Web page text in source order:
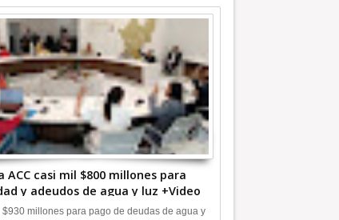
ACC casi mil $800 millones para
y adeudos de agua y luz +Video
millones para pago de deudas de agua y